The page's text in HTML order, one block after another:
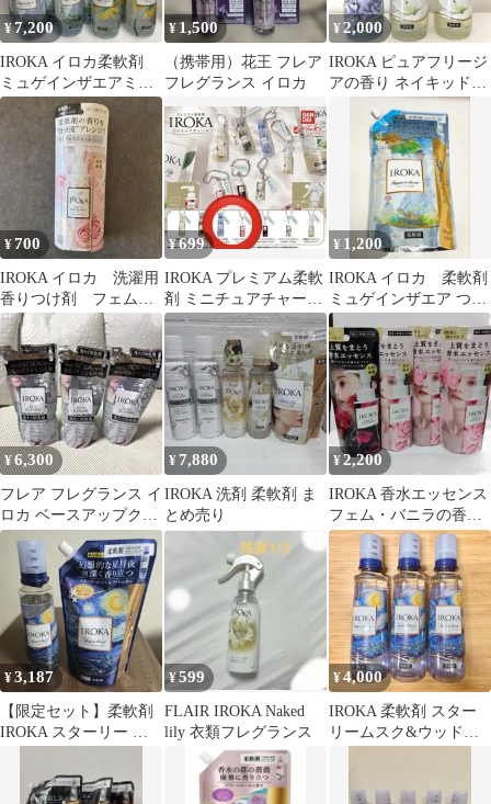
¥7,200
IROKA イロカ柔軟剤
ミュゲインザエアミモ
ザサボン 8本セット本
体
¥ 1,500
（携帯用）花王 フレア
フレグランス イロカ
¥2,000
IROKA ピュアフリージ
アの香り ネイキッドリ
リーの香り イロカ 花王
¥700
IROKA イロカ 洗濯用
香りつけ剤 フェムバ
ニラ
¥699
IROKA プレミアム柔軟
剤 ミニチュアチャーム
ガチャ 2個セット
¥ 1,200
IROKA イロカ 柔軟剤
ミュゲインザエア つめ
かえ用 650ml tpy
¥6,300
フレア フレグランス イ
ロカ ベースアップクレ
ンズ 詰替用3袋セット
¥ 7,880
IROKA 洗剤 柔軟剤 ま
とめ売り
¥2,200
IROKA 香水エッセンス
フェム・バニラの香り
4個セット
¥3,187
【限定セット】柔軟剤
IROKA スターリー ム
¥599
FLAIR IROKA Naked
lily 衣類フレグランス
¥4,000
IROKA 柔軟剤 スター
リームスク&ウッドの